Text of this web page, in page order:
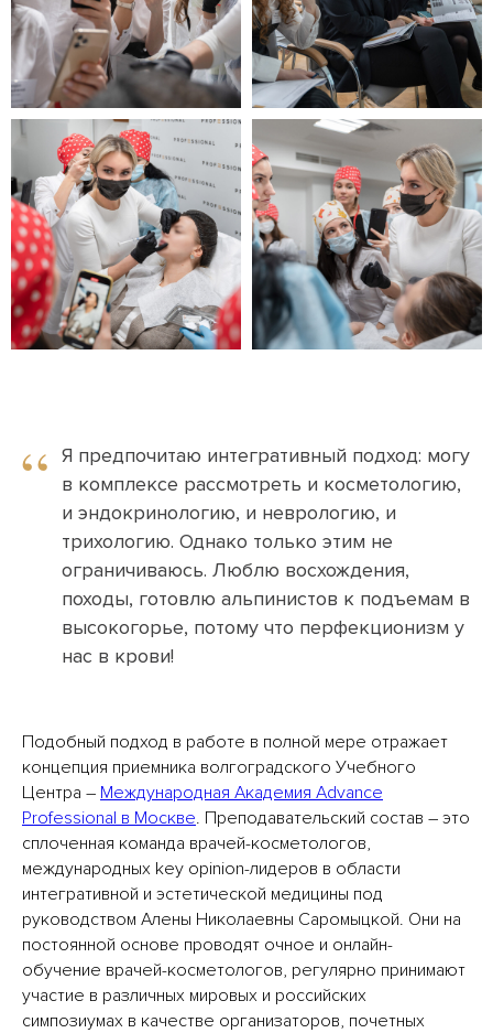
“ Я предпочитаю интегративный подход: могу
в комплексе рассмотреть и косметологию,
и эндокринологию, и неврологию, и
трихологию. Однако только этим не
ограничиваюсь. Люблю восхождения,
походы, готовлю альпинистов к подъемам в
высокогорье, потому что перфекционизм у
нас в крови!
Подобный подход в работе в полной мере отражает
концепция приемника волгоградского Учебного
Центра – Международная Академия Advance
Professional в Москве. Преподавательский состав – это
сплоченная команда врачей-косметологов,
международных key opinion-лидеров в области
интегративной и эстетической медицины под
руководством Алены Николаевны Саромыцкой. Они на
постоянной основе проводят очное и онлайн-
обучение врачей-косметологов, регулярно принимают
участие в различных мировых и российских
симпозиумах в качестве организаторов, почетных